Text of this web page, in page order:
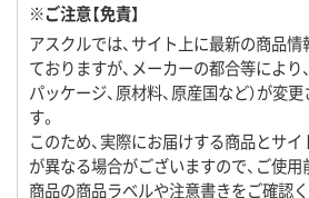
※ご注意【免責】
アスクルでは、サイト上に最新の商品
ておりますが、メーカーの都合等により、
パッケージ、原材料、原産国など）が変
す。
このため、実際にお届けする商品とサ
が異なる場合がございますので、ご使
商品の商品ラベルや注意書きをご確認く